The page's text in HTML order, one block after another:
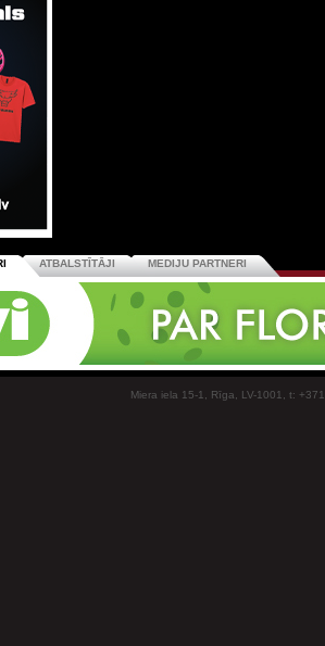
ATBALSTĪTĀJI MEDIJU PARTNERI
Miera iela 15-1, Rīga, LV-1001, t: